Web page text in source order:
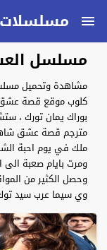
مسلسلات
مسلسل
مشاهدة وتحميل
كلوب موقع قصة عشق
مترجم قصة عشق
ملك في يوم احبة
ومرت بايام صعبة
وحصل الكثير من
وي سيما عرب سيد